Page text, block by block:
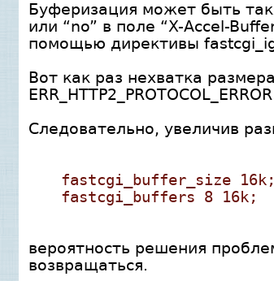
Буферизация может быть
или “no” в поле “X-Accel-
помощью директивы
Вот как раз нехватка
Следовательно, увеличив
fastcgi_buffer_size 16k;
fastcgi_buffers 8 16k;
вероятность решения
возвращаться.